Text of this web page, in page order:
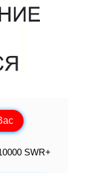
SWR+